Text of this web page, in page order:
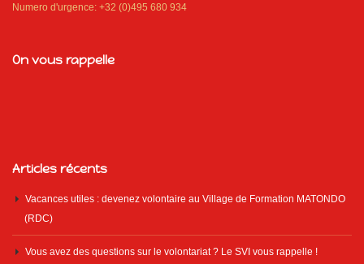
Numero d'urgence: +32 (0)495 680 934
On vous rappelle
Articles récents
Vacances utiles : devenez volontaire au Village de Formation MATONDO
(RDC)
Vous avez des questions sur le volontariat ? Le SVI vous rappelle !